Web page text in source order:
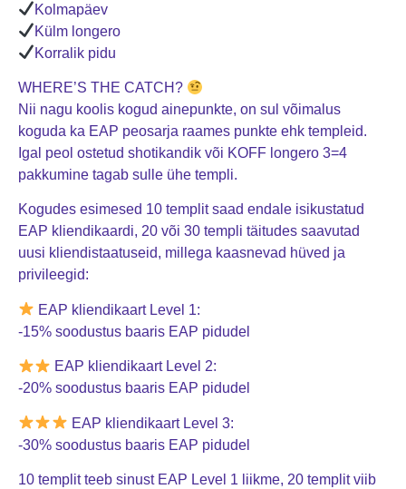
Kolmapäev
Külm longero
Korralik pidu
WHERE’S THE CATCH?
Nii nagu koolis kogud ainepunkte, on sul võimalus
koguda ka EAP peosarja raames punkte ehk templeid.
Igal peol ostetud shotikandik või KOFF longero 3=4
pakkumine tagab sulle ühe templi.
Kogudes esimesed 10 templit saad endale isikustatud
EAP kliendikaardi, 20 või 30 templi täitudes saavutad
uusi kliendistaatuseid, millega kaasnevad hüved ja
privileegid:
EAP kliendikaart Level 1:
-15% soodustus baaris EAP pidudel
EAP kliendikaart Level 2:
-20% soodustus baaris EAP pidudel
EAP kliendikaart Level 3:
-30% soodustus baaris EAP pidudel
10 templit teeb sinust EAP Level 1 liikme, 20 templit viib